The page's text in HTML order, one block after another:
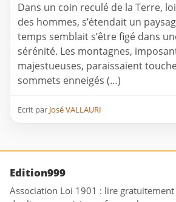
Dans un coin reculé de la Terre,
des hommes, s’étendait un
temps semblait s’être figé dans
sérénité. Les montagnes,
majestueuses, paraissaient
sommets enneigés (…)
Ecrit par José VALLAURI
Edition999
Association Loi 1901 : lire